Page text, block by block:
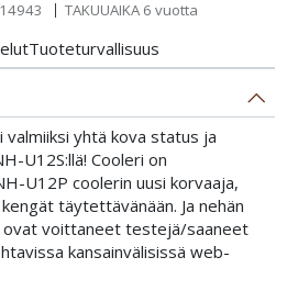
TAKUUAIKA 6 vuotta
Tuoteturvallisuus
valmiiksi yhtä kova status ja
U12S:llä! Cooleri on
U12P coolerin uusi korvaaja,
täytettävänään. Ja nehän
voittaneet testejä/saaneet
kansainvälisissä web-